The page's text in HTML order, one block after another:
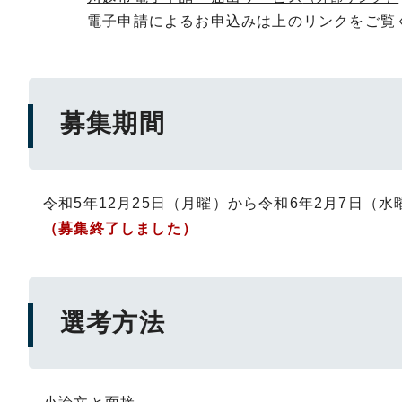
電子申請によるお申込みは上のリンクをご覧
募集期間
令和5年12月25日（月曜）から令和6年2月7日（水
（募集終了しました）
選考方法